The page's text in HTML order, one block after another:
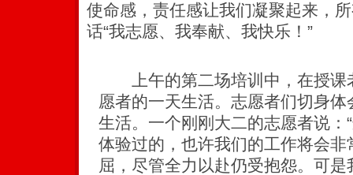
使命感，责任感让我们凝聚起来，
话“我志愿、我奉献、我快乐！”
上午的第二场培训中，在授课
愿者的一天生活。志愿者们切身
生活。一个刚刚大二的志愿者说：
体验过的，也许我们的工作将会
屈，尽管全力以赴仍受抱怨。可